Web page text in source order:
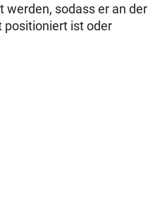
sodass er an der
positioniert ist oder